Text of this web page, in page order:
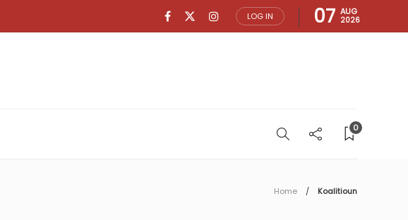
LOG IN 07 AUG
2026
0
Home Koalitioun